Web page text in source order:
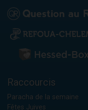
Raccourcis
Paracha de la semaine
Fêtes Juives